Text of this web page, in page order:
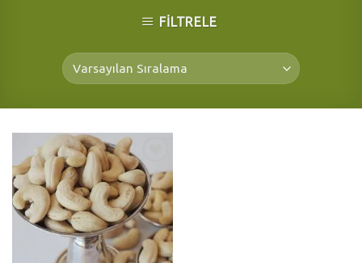
FILTRELE
Add to
wishlist